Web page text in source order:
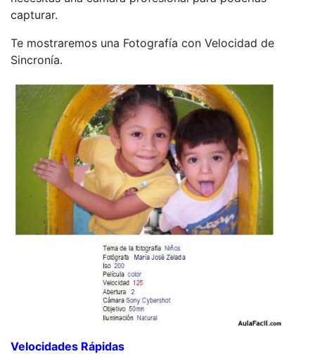
capturar.
Te mostraremos una Fotografía con Velocidad de
Sincronía.
Velocidades Rápidas